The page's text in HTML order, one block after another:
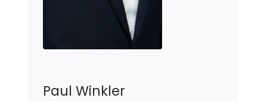
Paul Winkler